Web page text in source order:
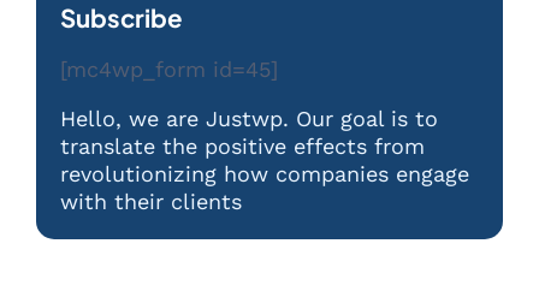
Subscribe
[mc4wp_form id=45]
Hello, we are Justwp. Our goal is to
translate the positive effects from
revolutionizing how companies engage
with their clients